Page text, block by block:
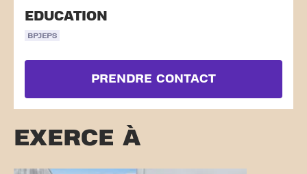
EDUCATION
BPJEPS
PRENDRE CONTACT
EXERCE À